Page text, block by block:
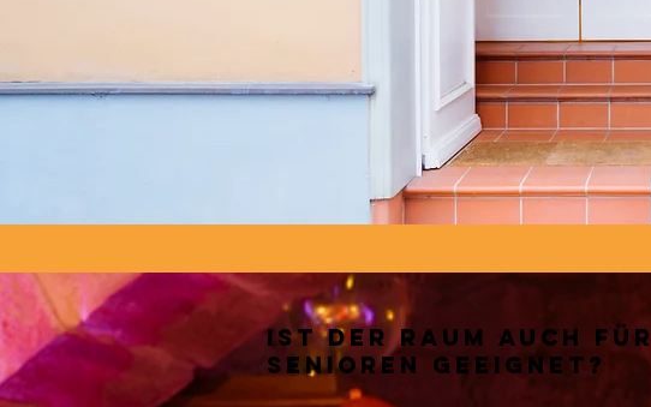
Ist der Raum auch für
Senioren geeignet?